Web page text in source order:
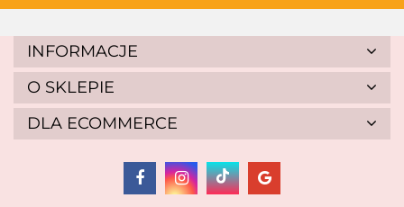
AKSJOMAT
ALBIS
INFORMACJE
O SKLEPIE
DLA ECOMMERCE